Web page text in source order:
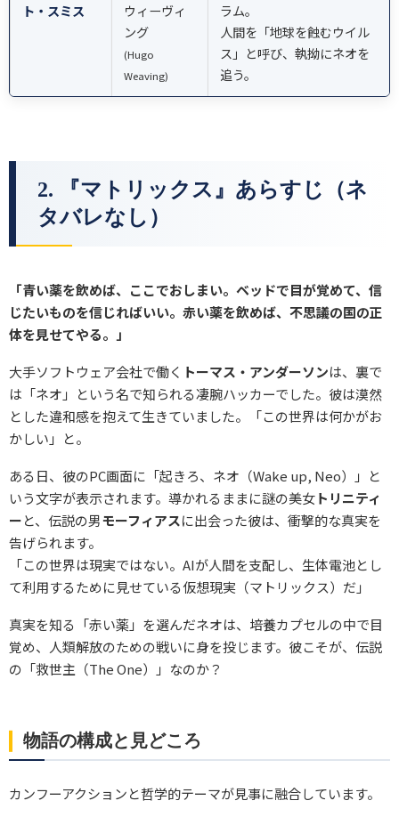
ト・スミス
ウィーヴィ
ング
(Hugo
Weaving)
ラム。
人間を「地球を蝕むウイル
ス」と呼び、執拗にネオを
追う。
2. 『マトリックス』あらすじ（ネ
タバレなし）
「青い薬を飲めば、ここでおしまい。ベッドで目が覚めて、信
じたいものを信じればいい。赤い薬を飲めば、不思議の国の正
体を見せてやる。」
大手ソフトウェア会社で働く トーマス・アンダーソンは、裏で
は「ネオ」という名で知られる凄腕ハッカーでした。彼は漠然
とした違和感を抱えて生きていました。「この世界は何かがお
かしい」と。
ある日、彼のPC画面に「起きろ、ネオ（Wake up, Neo）」と
いう文字が表示されます。導かれるままに謎の美女トリニティ
ーと、伝説の男モーフィアスに出会った彼は、衝撃的な真実を
告げられます。
「この世界は現実ではない。AIが人間を支配し、生体電池とし
て利用するために見せている仮想現実（マトリックス）だ」
真実を知る「赤い薬」を選んだネオは、培養カプセルの中で目
覚め、人類解放のための戦いに身を投じます。彼こそが、伝説
の「救世主（The One）」なのか？
物語の構成と見どころ
カンフーアクションと哲学的テーマが見事に融合しています。